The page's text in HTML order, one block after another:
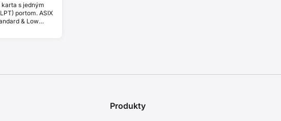
karta s jedným
portom. ASIX
& Low
Produkty